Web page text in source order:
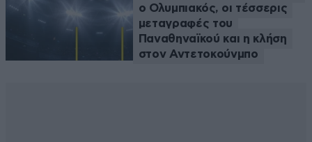
ο Ολυμπιακός, οι τέσσερις
μεταγραφές του
Παναθηναϊκού και η κλήση
στον Αντετοκούνμπο